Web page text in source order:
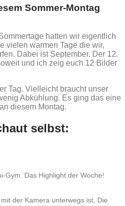
Sommer-Montag
hatten wir eigentlich
vielen warmen Tage die wir,
Dabei ist September. Der 12.
und ich zeig euch 12 Bilder
Tag. Vielleicht braucht unser
Abkühlung. Es ging das eine
diesem Montag.
selbst:
Gym. Das Highlight der Woche!
der Kamera unterwegs ist. Die